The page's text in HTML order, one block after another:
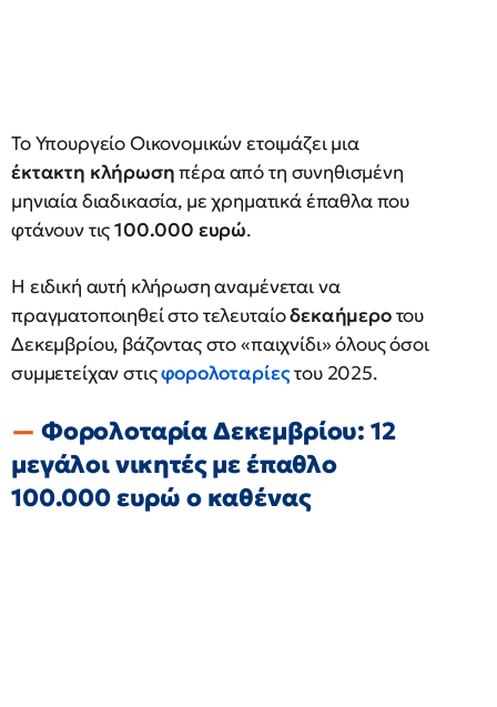
Το Υπουργείο Οικονομικών ετοιμάζει μια
έκτακτη κλήρωσηπέρα από τη συνηθισμένη
μηνιαία διαδικασία, με χρηματικά έπαθλα που
φτάνουν τις100.000 ευρώ.
Η ειδική αυτή κλήρωση αναμένεται να
πραγματοποιηθεί στο τελευταίοδεκαήμεροτου
Δεκεμβρίου, βάζοντας στο «παιχνίδι» όλους όσοι
συμμετείχαν στιςφορολοταρίεςτου 2025.
Φορολοταρία Δεκεμβρίου: 12
μεγάλοι νικητές με έπαθλο
100.000 ευρώ ο καθένας